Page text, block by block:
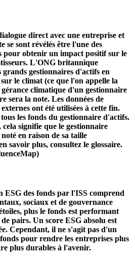
direct avec une entreprise et
se sont révélés être l'une des
pour obtenir un impact positif sur le
L'ONG britannique
gestionnaires d'actifs en
le climat (ce que l'on appelle la
climatique d'un gestionnaire
sera la note. Les données de
ont été utilisées à cette fin.
les fonds du gestionnaire d'actifs.
signifie que le gestionnaire
en raison de sa taille
savoir plus, consultez le glossaire.
ESG des fonds par l'ISS comprend
sociaux et de gouvernance
plus le fonds est performant
pairs. Un score ESG absolu est
Cependant, il ne s'agit pas d'un
pour rendre les entreprises plus
plus durables à l'avenir.